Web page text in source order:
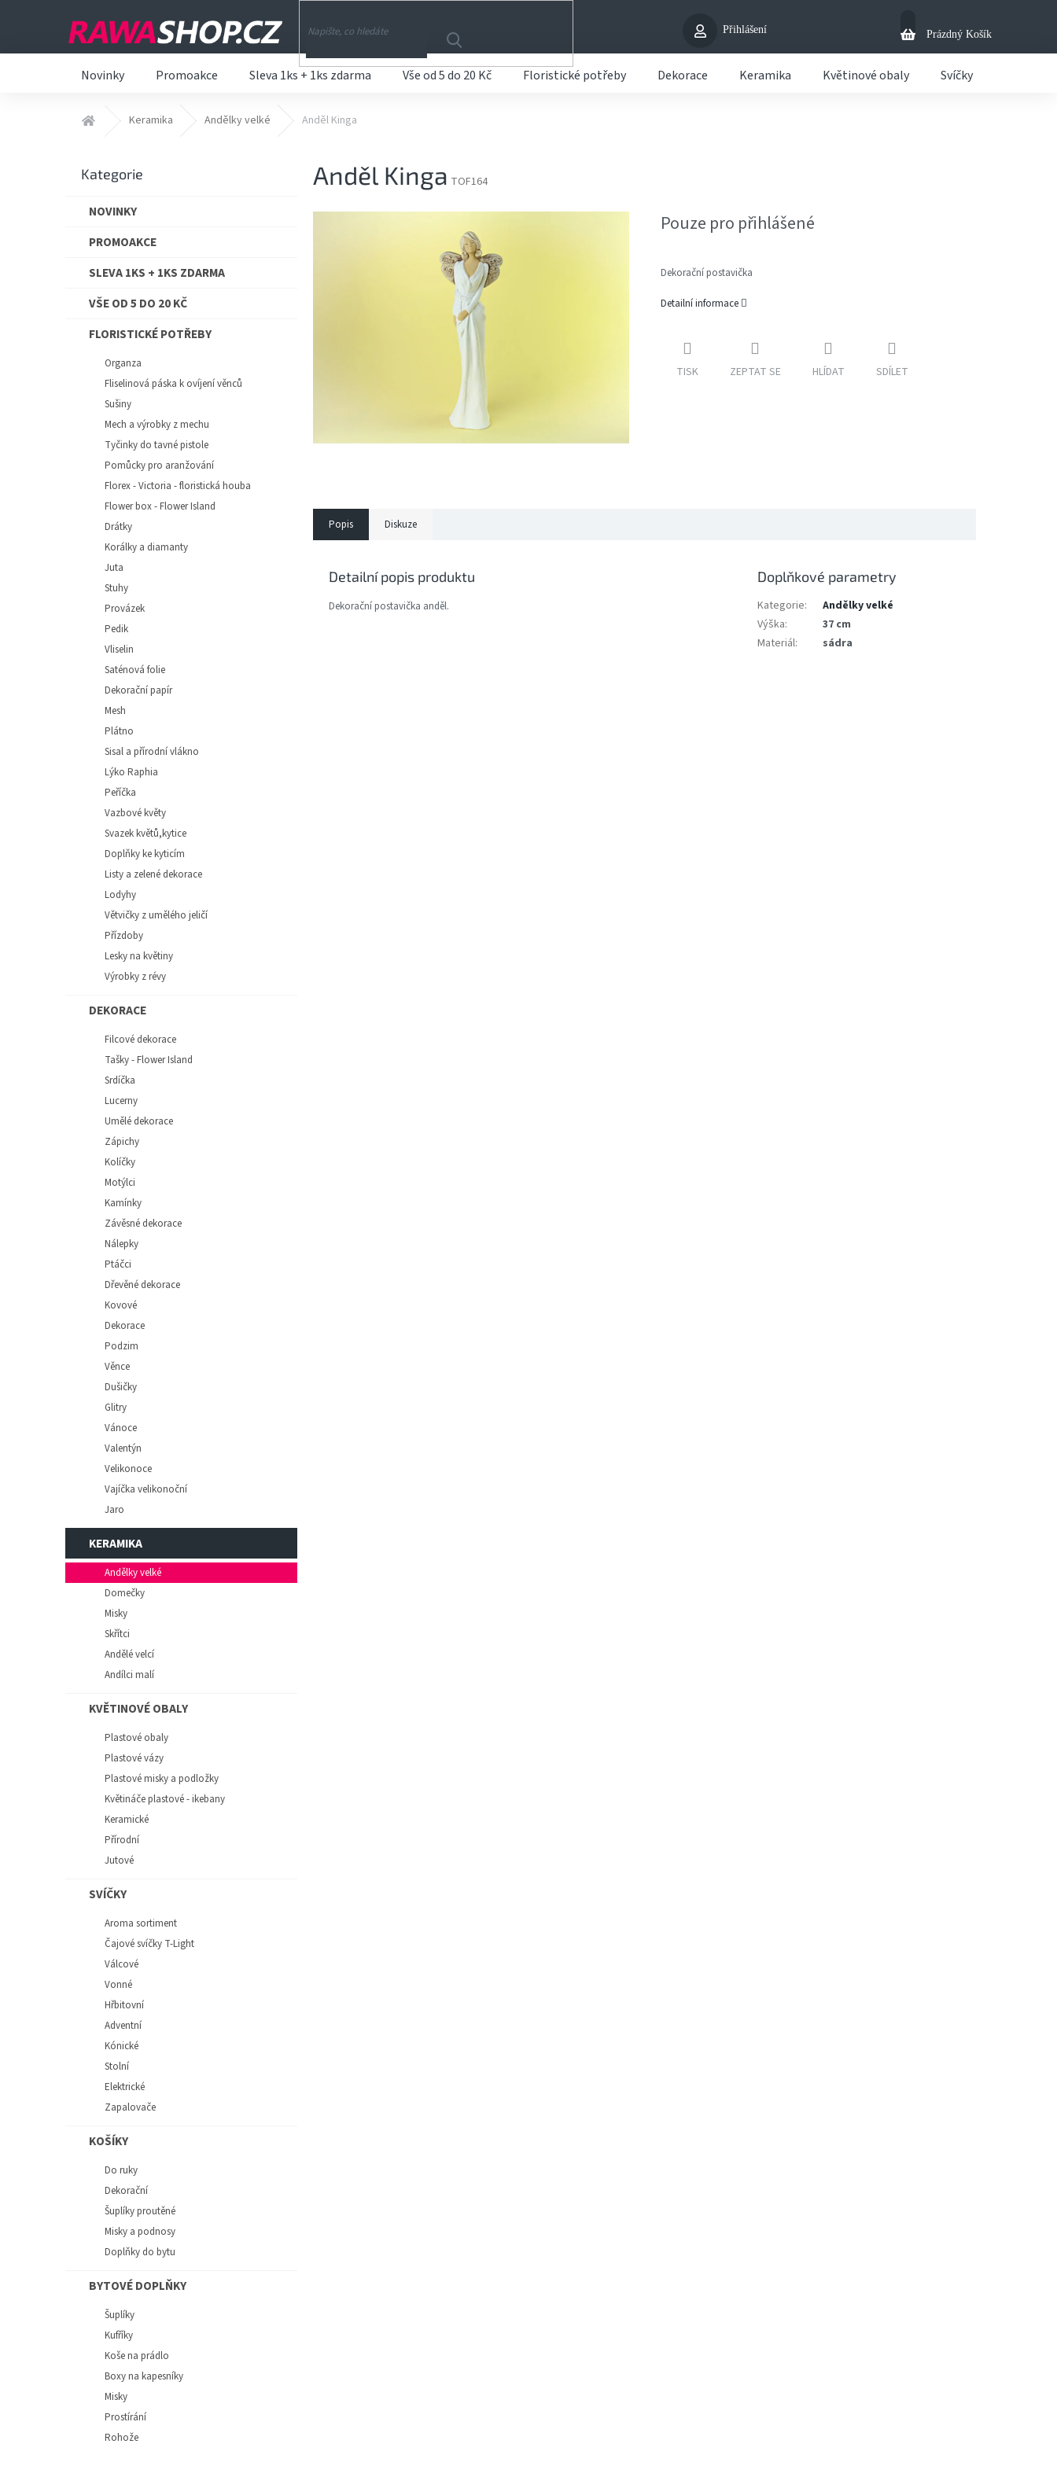
Přihlášení
Nákupní
Prázdný Košík
Novinky Promoakce Sleva 1ks + 1ks zdarma Vše od 5 do 20 Kč Floristické potřeby Dekorace Keramika Květinové obaly Svíčky
Domů Keramika Andělky velké Anděl Kinga
Přeskočit
Kategorie
NOVINKY
PROMOAKCE
SLEVA 1KS + 1KS ZDARMA
VŠE OD 5 DO 20 KČ
FLORISTICKÉ POTŘEBY
Organza
Fliselinová páska k ovíjení věnců
Sušiny
Mech a výrobky z mechu
Tyčinky do tavné pistole
Pomůcky pro aranžování
Florex - Victoria - floristická houba
Flower box - Flower Island
Drátky
Korálky a diamanty
Juta
Stuhy
Provázek
Pedik
Vliselin
Saténová folie
Dekorační papír
Mesh
Plátno
Sisal a přírodní vlákno
Lýko Raphia
Peříčka
Vazbové květy
Svazek květů,kytice
Doplňky ke kyticím
Listy a zelené dekorace
Lodyhy
Větvičky z umělého jeličí
Přízdoby
Lesky na květiny
Výrobky z révy
DEKORACE
Filcové dekorace
Tašky - Flower Island
Srdíčka
Lucerny
Umělé dekorace
Zápichy
Kolíčky
Motýlci
Kamínky
Závěsné dekorace
Nálepky
Ptáčci
Dřevěné dekorace
Kovové
Dekorace
Podzim
Věnce
Dušičky
Glitry
Vánoce
Valentýn
Velikonoce
Vajíčka velikonoční
Jaro
KERAMIKA
Andělky velké
Domečky
Misky
Skřítci
Andělé velcí
Andílci malí
KVĚTINOVÉ OBALY
Plastové obaly
Plastové vázy
Plastové misky a podložky
Květináče plastové - ikebany
Keramické
Přírodní
Jutové
SVÍČKY
Aroma sortiment
Čajové svíčky T-Light
Válcové
Vonné
Hřbitovní
Adventní
Kónické
Stolní
Elektrické
Zapalovače
KOŠÍKY
Do ruky
Dekorační
Šuplíky proutěné
Misky a podnosy
Doplňky do bytu
BYTOVÉ DOPLŇKY
Šuplíky
Kufříky
Koše na prádlo
Boxy na kapesníky
Misky
Prostírání
Rohože
Anděl Kinga TOF164
Pouze pro přihlášené
Dekorační postavička
Detailní informace
TISK ZEPTAT SE HLÍDAT SDÍLET
Popis Diskuze
Detailní popis produktu
Dekorační postavička anděl.
Doplňkové parametry
Kategorie:
Andělky velké
Výška:
37 cm
Materiál: sádra